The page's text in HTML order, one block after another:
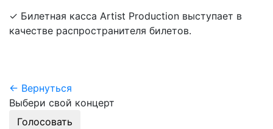
✓ Билетная касса Artist Production выступает в
качестве распространителя билетов.
← Вернуться
Выбери свой концерт
Голосовать